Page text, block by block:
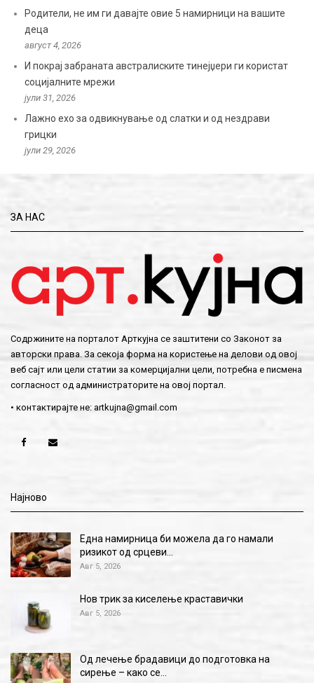
Родители, не им ги давајте овие 5 намирници на вашите
деца
август 4, 2026
И покрај забраната австралиските тинејџери ги користат
социјалните мрежи
јули 31, 2026
Лажно ехо за одвикнување од слатки и од нездрави
грицки
јули 29, 2026
ЗА НАС
Содржините на порталот Арткујна се заштитени со Законот за
авторски права. За секоја форма на користење на делови од овој
веб сајт или цели статии за комерцијални цели, потребна е писмена
согласност од администраторите на овој портал.
• контактирајте не: artkujna@gmail.com
Најново
Една намирница би можела да го намали
ризикот од срцеви…
Авг 5, 2026
Нов трик за киселење краставички
Авг 5, 2026
Од лечење брадавици до подготовка на
сирење – како се…